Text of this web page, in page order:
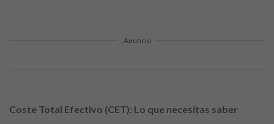
Anuncio
Coste Total Efectivo (CET): Lo que necesitas saber